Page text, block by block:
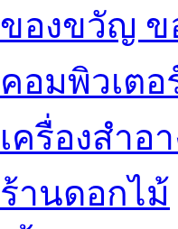
ของขวัญ ข
คอมพิวเต
เครื่องสำอ
ร้านดอกไม้